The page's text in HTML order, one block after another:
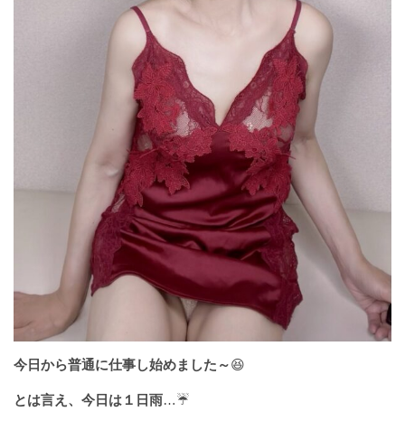
今日から普通に仕事し始めました～😆
とは言え、今日は１日雨…☔️